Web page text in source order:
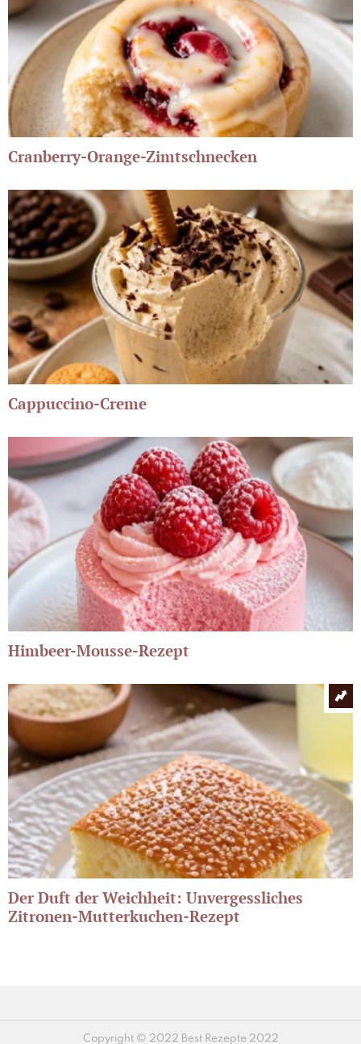
Cranberry-Orange-Zimtschnecken
Cappuccino-Creme
Himbeer-Mousse-Rezept
Der Duft der Weichheit: Unvergessliches
Zitronen-Mutterkuchen-Rezept
Copyright © 2022 Best Rezepte 2022